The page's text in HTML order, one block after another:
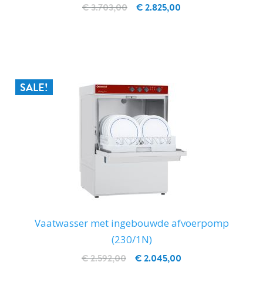
€ 2.825,00
€ 3.703,00
SALE!
Vaatwasser met ingebouwde afvoerpomp
(230/1N)
€ 2.045,00
€ 2.592,00